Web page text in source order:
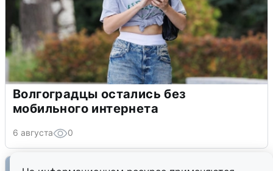
Волгоградцы остались без
мобильного интернета
6 августа 0